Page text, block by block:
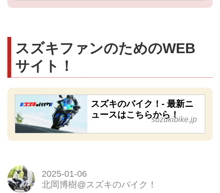
スズキファンのためのWEB
サイト！
スズキのバイク！- 最新ニ
ュースはこちらから！
suzukibike.jp
2025-01-06
北岡博樹@スズキのバイク！